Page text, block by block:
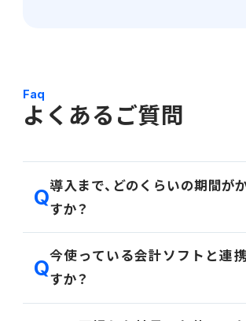
Faq
よくあるご質問
導入まで、どのくらいの期間が
すか？
貴社の規模や導入範囲により異なりま
モデルで最短6ヶ月〜を想定しており
ケジュールはヒアリングの上、ご提案い
今使っている会計ソフトと連
すか？